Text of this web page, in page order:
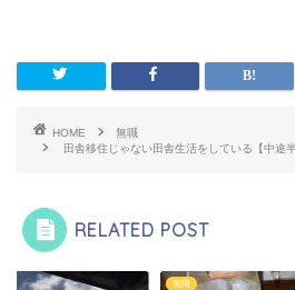
HOME
無職
田舎移住じゃない田舎生活をしている【中途
RELATED POST
無職